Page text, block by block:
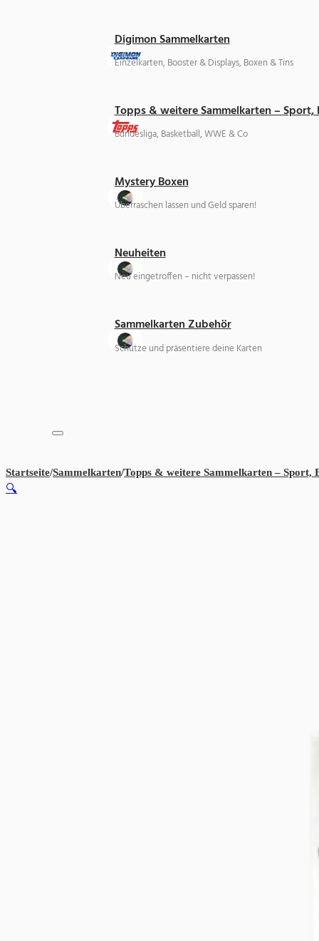
Digimon Sammelkarten
Einzelkarten, Booster & Displays, Boxen & Tins
Topps & weitere Sammelkarten –
Bundesliga, Basketball, WWE & Co
Mystery Boxen
Überraschen lassen und Geld sparen!
Neuheiten
Neu eingetroffen – nicht verpassen!
Sammelkarten Zubehör
Schütze und präsentiere deine Karten
Startseite/Sammelkarten/Topps & weitere Sammelkarten – Sport,
🔍